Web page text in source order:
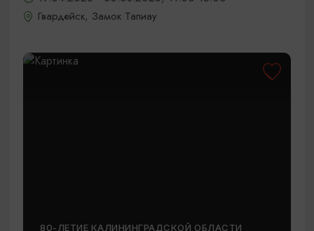
Гвардейск, Замок Тапиау
80-ЛЕТИЕ КАЛИНИНГРАДСКОЙ ОБЛАСТИ